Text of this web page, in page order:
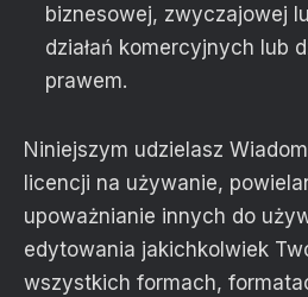
biznesowej, zwyczajowej
działań komercyjnych lub
prawem.
Niniejszym udzielasz
licencji na używanie,
upoważnianie innych do
edytowania jakichkolwiek
wszystkich formach,